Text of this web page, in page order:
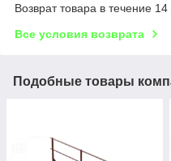
Возврат товара в течение
Все условия возврата
Подобные товары